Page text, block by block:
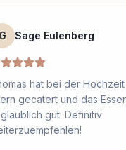
G Sage Eulenberg
hat bei der
gecatert und das
gut. Definitiv